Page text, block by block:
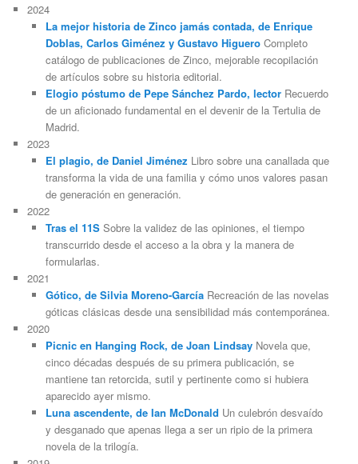
2024
La mejor historia de Zinco jamás contada, de Enrique
Doblas, Carlos Giménez y Gustavo HigueroCompleto
catálogo de publicaciones de Zinco, mejorable recopilación
de artículos sobre su historia editorial.
Elogio póstumo de Pepe Sánchez Pardo, lectorRecuerdo
de un aficionado fundamental en el devenir de la Tertulia de
Madrid.
2023
El plagio, de Daniel Jiménez Libro sobre una canallada que
transforma la vida de una familia y cómo unos valores pasan
de generación en generación.
2022
Tras el 11SSobre la validez de las opiniones, el tiempo
transcurrido desde el acceso a la obra y la manera de
formularlas.
2021
Gótico, de Silvia Moreno-GarcíaRecreación de las novelas
góticas clásicas desde una sensibilidad más contemporánea.
2020
Picnic en Hanging Rock, de Joan LindsayNovela que,
cinco décadas después de su primera publicación, se
mantiene tan retorcida, sutil y pertinente como si hubiera
aparecido ayer mismo.
Luna ascendente, de Ian McDonald Un culebrón desvaído
y desganado que apenas llega a ser un ripio de la primera
novela de la trilogía.